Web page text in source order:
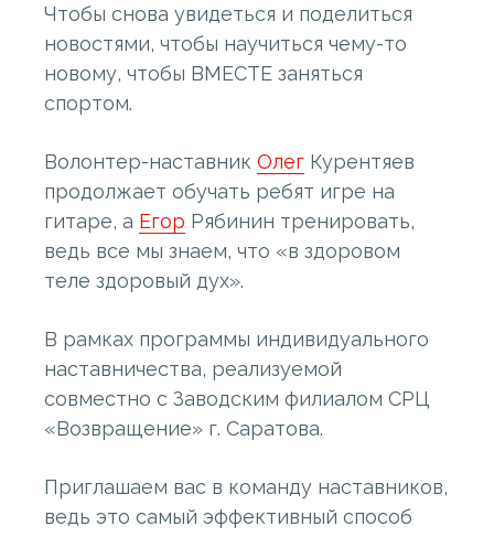
Чтобы снова увидеться и поделиться
новостями, чтобы научиться чему-то
новому, чтобы ВМЕСТЕ заняться
спортом.
Волонтер-наставник Олег Курентяев
продолжает обучать ребят игре на
гитаре, а Егор Рябинин тренировать,
ведь все мы знаем, что «в здоровом
теле здоровый дух».
В рамках программы индивидуального
наставничества, реализуемой
совместно с Заводским филиалом СРЦ
«Возвращение» г. Саратова.
Приглашаем вас в команду наставников,
ведь это самый эффективный способ